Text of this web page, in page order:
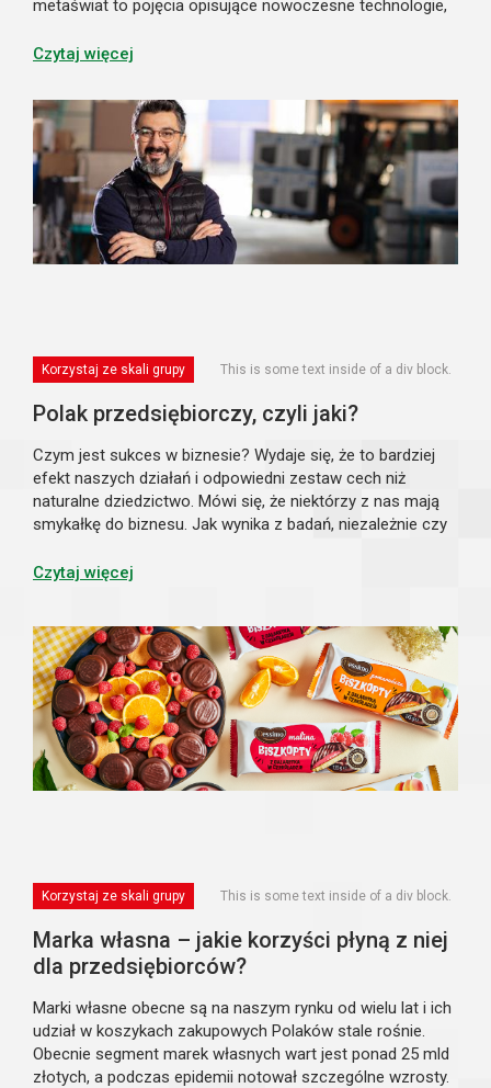
metaświat to pojęcia opisujące nowoczesne technologie,
zakupowej. Ogromny wpływ na ich rozwój mają...
Czytaj więcej
Korzystaj ze skali grupy This is some text inside of a div block.
Polak przedsiębiorczy, czyli jaki?
Czym jest sukces w biznesie? Wydaje się, że to bardziej
efekt naszych działań i odpowiedni zestaw cech niż
naturalne dziedzictwo. Mówi się, że niektórzy z nas mają
smykałkę do biznesu. Jak wynika z badań, niezależnie czy
czy najmłodszej grupy...
Czytaj więcej
Korzystaj ze skali grupy This is some text inside of a div block.
Marka własna – jakie korzyści płyną z niej
dla przedsiębiorców?
Marki własne obecne są na naszym rynku od wielu lat i ich
udział w koszykach zakupowych Polaków stale rośnie.
Obecnie segment marek własnych wart jest ponad 25 mld
złotych, a podczas epidemii notował szczególne wzrosty.